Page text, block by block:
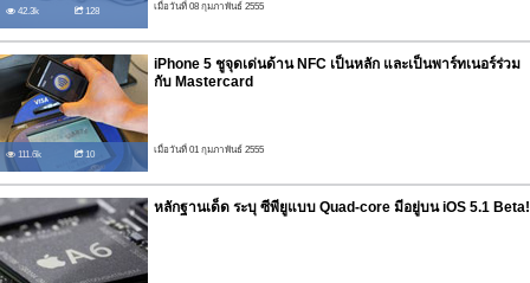
42.3k 128 เมื่อวันที่ 08 กุมภาพันธ์ 2555
111.6k 10
iPhone 5 ชูจุดเด่นด้าน NFC เป็นหลัก และเป็นพาร์ทเนอร์ร่วม
กับ Mastercard
เมื่อวันที่ 01 กุมภาพันธ์ 2555
หลักฐานเด็ด ระบุ ซีพียูแบบ Quad-core มีอยู่บน iOS 5.1 Beta!